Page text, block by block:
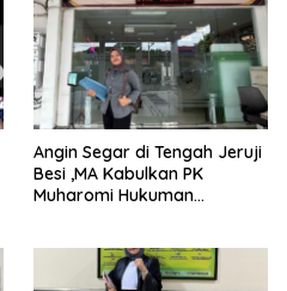
Angin Segar di Tengah Jeruji
Besi ,MA Kabulkan PK
Muharomi Hukuman